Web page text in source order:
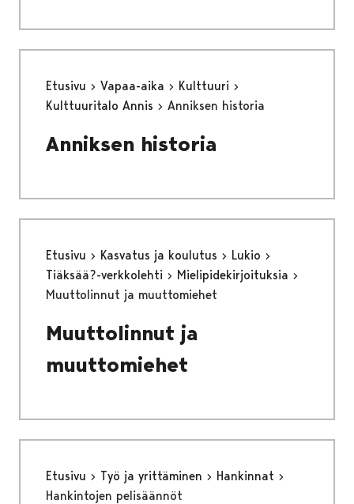
Etusivu Vapaa-aika
Kulttuuri
Kulttuuritalo Annis
Anniksen historia
Anniksen historia
Etusivu Kasvatus ja koulutus
Lukio
Tiäksää?-verkkolehti
Mielipidekirjoituksia
Muuttolinnut ja muuttomiehet
Muuttolinnut ja
muuttomiehet
Etusivu Työ ja yrittäminen
Hankinnat
Hankintojen pelisäännöt